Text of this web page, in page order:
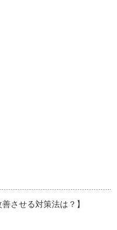
させる対策法は？】